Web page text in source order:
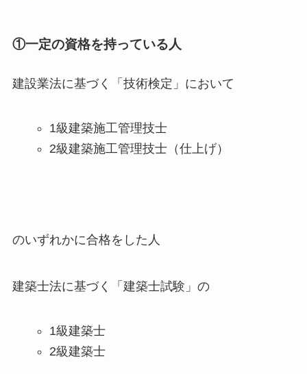
①一定の資格を持っている人
建設業法に基づく「技術検定」において
1級建築施工管理技士
2級建築施工管理技士（仕上げ）
のいずれかに合格をした人
建築士法に基づく「建築士試験」の
1級建築士
2級建築士